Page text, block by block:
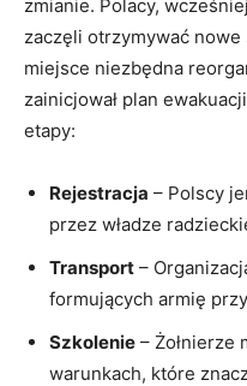
zmianie. Polacy,
zaczęli otrzymywać nowe
miejsce niezbędna
zainicjował plan
etapy:
Rejestracja – Polscy
przez władze
Transport –
formujących armię
Szkolenie – Żołnierze
warunkach, które